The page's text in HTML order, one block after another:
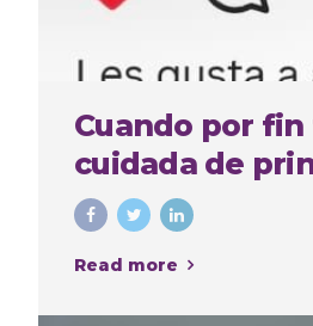
Cuando por
cuidada de
Read more